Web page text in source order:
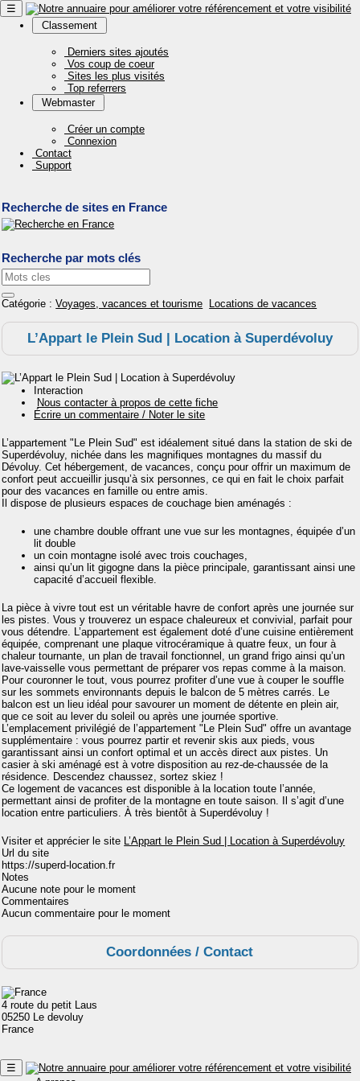
☰
Classement
Derniers sites ajoutés
Vos coup de coeur
Sites les plus visités
Top referrers
Webmaster
Créer un compte
Connexion
Contact
Support
Recherche de sites en France
Recherche par mots clés
Catégorie :Voyages, vacances et tourisme Locations de vacances
L’Appart le Plein Sud | Location à Superdévoluy
Interaction
Nous contacter à propos de cette fiche
Écrire un commentaire / Noter le site
L’appartement "Le Plein Sud" est idéalement situé dans la station de ski de
Superdévoluy, nichée dans les magnifiques montagnes du massif du
Dévoluy. Cet hébergement, de vacances, conçu pour offrir un maximum de
confort peut accueillir jusqu’à six personnes, ce qui en fait le choix parfait
pour des vacances en famille ou entre amis.
Il dispose de plusieurs espaces de couchage bien aménagés :
une chambre double offrant une vue sur les montagnes, équipée d’un
lit double
un coin montagne isolé avec trois couchages,
ainsi qu’un lit gigogne dans la pièce principale, garantissant ainsi une
capacité d’accueil flexible.
La pièce à vivre tout est un véritable havre de confort après une journée sur
les pistes. Vous y trouverez un espace chaleureux et convivial, parfait pour
vous détendre. L’appartement est également doté d’une cuisine entièrement
équipée, comprenant une plaque vitrocéramique à quatre feux, un four à
chaleur tournante, un plan de travail fonctionnel, un grand frigo ainsi qu’un
lave-vaisselle vous permettant de préparer vos repas comme à la maison.
Pour couronner le tout, vous pourrez profiter d’une vue à couper le souffle
sur les sommets environnants depuis le balcon de 5 mètres carrés. Le
balcon est un lieu idéal pour savourer un moment de détente en plein air,
que ce soit au lever du soleil ou après une journée sportive.
L’emplacement privilégié de l’appartement "Le Plein Sud" offre un avantage
supplémentaire : vous pourrez partir et revenir skis aux pieds, vous
garantissant ainsi un confort optimal et un accès direct aux pistes. Un
casier à ski aménagé est à votre disposition au rez-de-chaussée de la
résidence. Descendez chaussez, sortez skiez !
Ce logement de vacances est disponible à la location toute l’année,
permettant ainsi de profiter de la montagne en toute saison. Il s’agit d’une
location entre particuliers. À très bientôt à Superdévoluy !
Visiter et apprécier le site L’Appart le Plein Sud | Location à Superdévoluy
Url du site
https://superd-location.fr
Notes
Aucune note pour le moment
Commentaires
Aucun commentaire pour le moment
Coordonnées / Contact
4 route du petit Laus
05250 Le devoluy
France
☰